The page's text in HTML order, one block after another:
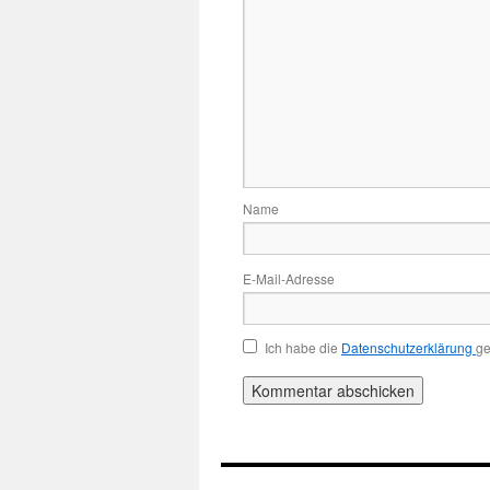
Name
E-Mail-Adresse
Ich habe die Datenschutzerklärung